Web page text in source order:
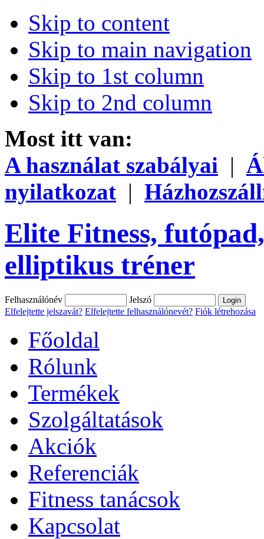
Skip to content
Skip to main navigation
Skip to 1st column
Skip to 2nd column
Most itt van:
A használat szabályai |
nyilatkozat |
Elite Fitness,
elliptikus tréner
Felhasználónév
Jelszó
Elfelejtette jelszavát? Elfelejtette felhasználónevét? Fiók létrehozása
Főoldal
Rólunk
Termékek
Szolgáltatások
Akciók
Referenciák
Fitness tanácsok
Kapcsolat